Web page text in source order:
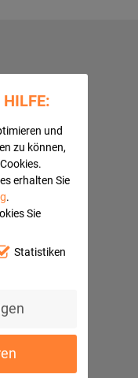
HILFE:
und
zu können,
erhalten Sie
.
Sie
Statistiken